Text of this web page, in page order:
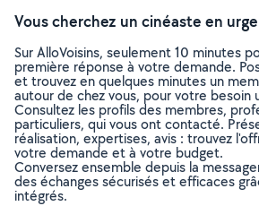
Vous cherchez un cinéaste en
Sur AlloVoisins, seulement 10 minutes
première réponse à votre demande.
et trouvez en quelques minutes un
autour de chez vous, pour votre besoin
Consultez les profils des membres,
particuliers, qui vous ont contacté.
réalisation, expertises, avis : trouvez
votre demande et à votre budget.
Conversez ensemble depuis la
des échanges sécurisés et efficaces
intégrés.